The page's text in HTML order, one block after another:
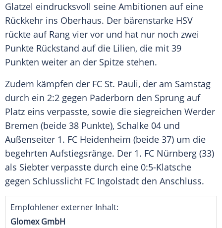
Glatzel eindrucksvoll seine Ambitionen auf eine
Rückkehr ins Oberhaus. Der bärenstarke HSV
rückte auf Rang vier vor und hat nur noch zwei
Punkte Rückstand auf die Lilien, die mit 39
Punkten weiter an der Spitze stehen.
Zudem kämpfen der FC St. Pauli, der am Samstag
durch ein 2:2 gegen Paderborn den Sprung auf
Platz eins verpasste, sowie die siegreichen Werder
Bremen (beide 38 Punkte), Schalke 04 und
Außenseiter 1. FC Heidenheim (beide 37) um die
begehrten Aufstiegsränge. Der 1. FC Nürnberg (33)
als Siebter verpasste durch eine 0:5-Klatsche
gegen Schlusslicht FC Ingolstadt den Anschluss.
Empfohlener externer Inhalt:
Glomex GmbH